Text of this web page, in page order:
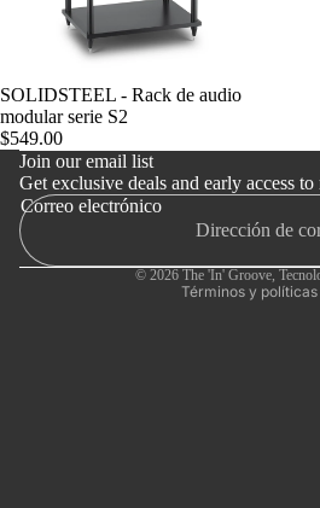
SOLIDSTEEL - Rack de audio
modular serie S2
$549.00
Join our email list
Get exclusive deals and early access
Correo electrónico
© 2026 The 'In' Groove,
Términos y políticas
Política de privacidad
Términos del servicio
Política de envío
Información de contacto